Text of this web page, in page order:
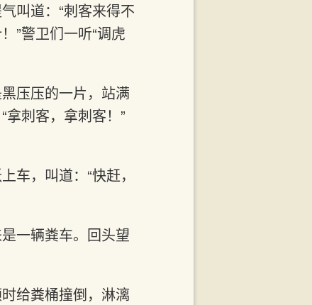
叫道：“刺客来得不
”警卫们一听“调虎
压压的一片，站满
刺客，拿刺客！”
车，叫道：“快赶，
一辆粪车。回头望
给粪桶撞倒，淋漓